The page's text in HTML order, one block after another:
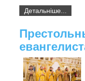
Детальніше...